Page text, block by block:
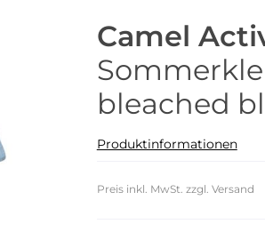
Camel
bleached
Produktinformationen
Preis inkl. MwSt. zzgl. Versand